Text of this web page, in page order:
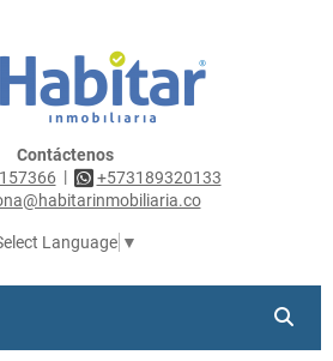
Contáctenos
|
+573189320133
Language ▼